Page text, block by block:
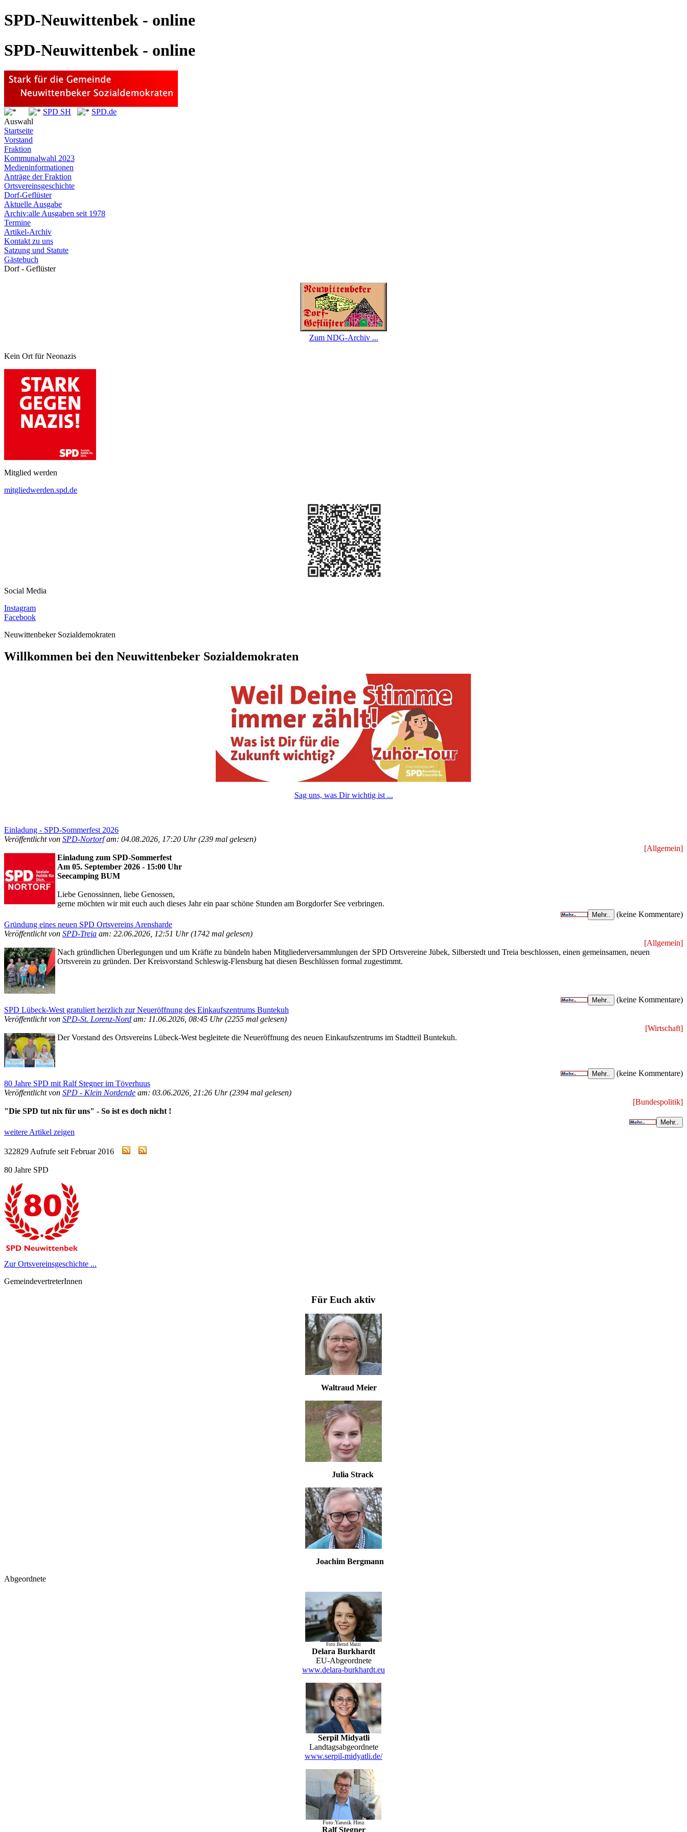
SPD-Neuwittenbek - online
SPD-Neuwittenbek - online
SPD SH
SPD.de
Auswahl
Startseite
Vorstand
Fraktion
Kommunalwahl 2023
Medieninformationen
Anträge der Fraktion
Ortsvereinsgeschichte
Dorf-Geflüster
Aktuelle Ausgabe
Archiv:alle Ausgaben seit 1978
Termine
Artikel-Archiv
Kontakt zu uns
Satzung und Statute
Gästebuch
Dorf - Geflüster
Zum NDG-Archiv ...
Kein Ort für Neonazis
Mitglied werden
mitgliedwerden.spd.de
Social Media
Instagram
Facebook
Neuwittenbeker Sozialdemokraten
Willkommen bei den Neuwittenbeker Sozialdemokraten
Sag uns, was Dir wichtig ist ...
Einladung - SPD-Sommerfest 2026
Veröffentlicht von SPD-Nortorfam: 04.08.2026, 17:20 Uhr(239 mal gelesen)
[Allgemein]
Einladung zum SPD-Sommerfest
Am 05. September 2026 - 15:00 Uhr
Seecamping BUM
Liebe Genossinnen, liebe Genossen,
gerne möchten wir mit euch auch dieses Jahr ein paar schöne Stunden am Borgdorfer See verbringen.
Mehr..
(keine Kommentare)
Gründung eines neuen SPD Ortsvereins Arensharde
Veröffentlicht von SPD-Treia am: 22.06.2026, 12:51 Uhr(1742 mal gelesen)
[Allgemein]
Nach gründlichen Überlegungen und um Kräfte zu bündeln haben Mitgliederversammlungen der SPD Ortsvereine Jübek, Silberstedt und Treia beschlossen, einen gemeinsamen, neuen
Ortsverein zu gründen. Der Kreisvorstand Schleswig-Flensburg hat diesen Beschlüssen formal zugestimmt.
Mehr..
(keine Kommentare)
SPD Lübeck-West gratuliert herzlich zur Neueröffnung des Einkaufszentrums Buntekuh
Veröffentlicht von SPD-St. Lorenz-Nord am: 11.06.2026, 08:45 Uhr(2255 mal gelesen)
[Wirtschaft]
Der Vorstand des Ortsvereins Lübeck-West begleitete die Neueröffnung des neuen Einkaufszentrums im Stadtteil Buntekuh.
Mehr..
(keine Kommentare)
80 Jahre SPD mit Ralf Stegner im Töverhuus
Veröffentlicht von SPD - Klein Nordende am: 03.06.2026, 21:26 Uhr(2394 mal gelesen)
[Bundespolitik]
"Die SPD tut nix für uns" - So ist es doch nicht !
Mehr..
weitere Artikel zeigen
322829 Aufrufe seit Februar 2016
80 Jahre SPD
Zur Ortsvereinsgeschichte ...
GemeindevertreterInnen
Für Euch aktiv
Waltraud Meier
Julia Strack
Joachim Bergmann
Abgeordnete
Foto:Bernd Marzi
Delara Burkhardt
EU-Abgeordnete
www.delara-burkhardt.eu
Serpil Midyatli
Landtagsabgeordnete
www.serpil-midyatli.de/
Foto:Yannik Hinz
Ralf Stegner